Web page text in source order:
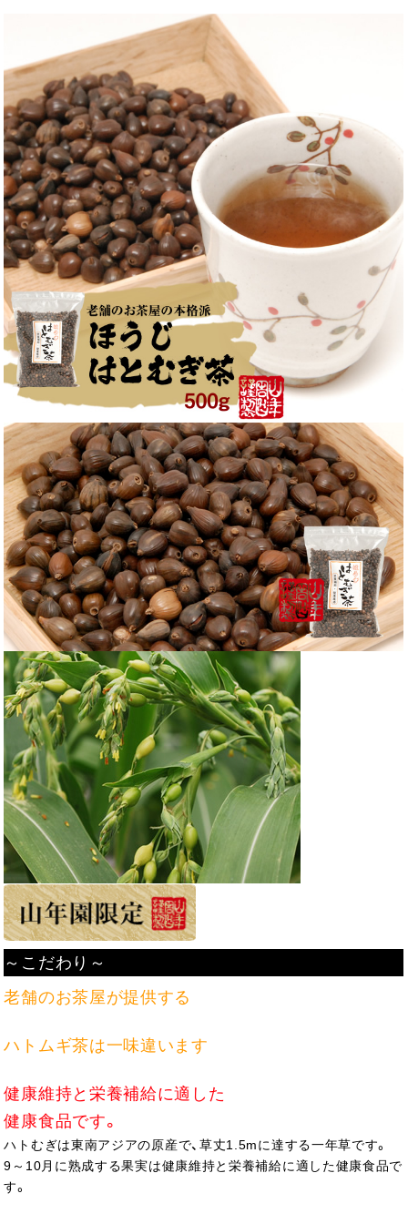
～こだわり～
老舗のお茶屋が提供する
ハトムギ茶は一味違います
健康維持と栄養補給に適した
健康食品です。
ハトむぎは東南アジアの原産で、草丈1.5mに達する一年草です。
9～10月に熟成する果実は健康維持と栄養補給に適した健康食品で
す。